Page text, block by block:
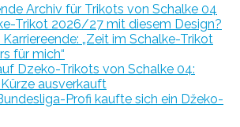
Archiv für Trikots von Schalke 04
Trikot 2026/27 mit diesem Design?
„Zeit im Schalke-Trikot
für mich“
Dzeko-Trikots von Schalke 04:
ausverkauft
Profi kaufte sich ein Džeko-